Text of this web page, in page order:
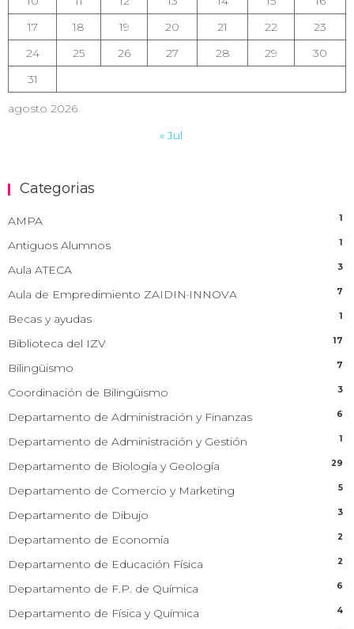
agosto 2026
17
18 19 20 21 22
23
24
25 26 27 28 29
30
31
« Jul
Categorias
AMPA 1
Antiguos Alumnos 1
Aula ATECA 3
Aula de Empredimiento ZAIDIN·INNOVA 7
Becas y ayudas 1
Biblioteca del IZV 17
Bilingüismo 7
Coordinación de Bilingüismo 3
Departamento de Administración y Finanzas 6
Departamento de Administración y Gestión 1
Departamento de Biología y Geología 29
Departamento de Comercio y Marketing 5
Departamento de Dibujo 3
Departamento de Economía 2
Departamento de Educación Física 2
Departamento de F.P. de Química 6
Departamento de Física y Química 4